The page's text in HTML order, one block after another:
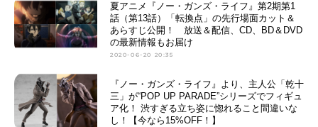
夏アニメ『ノー・ガンズ・ライフ』第2期第1
話（第13話）「転換点」の先行場面カット＆
あらすじ公開！ 放送＆配信、CD、BD＆DVD
の最新情報もお届け
2020-06-20 20:35
『ノー・ガンズ・ライフ』より、主人公「乾十
三」が“POP UP PARADE”シリーズでフィギュ
ア化！ 渋すぎる立ち姿に惚れること間違いな
し！【今なら15%OFF！】